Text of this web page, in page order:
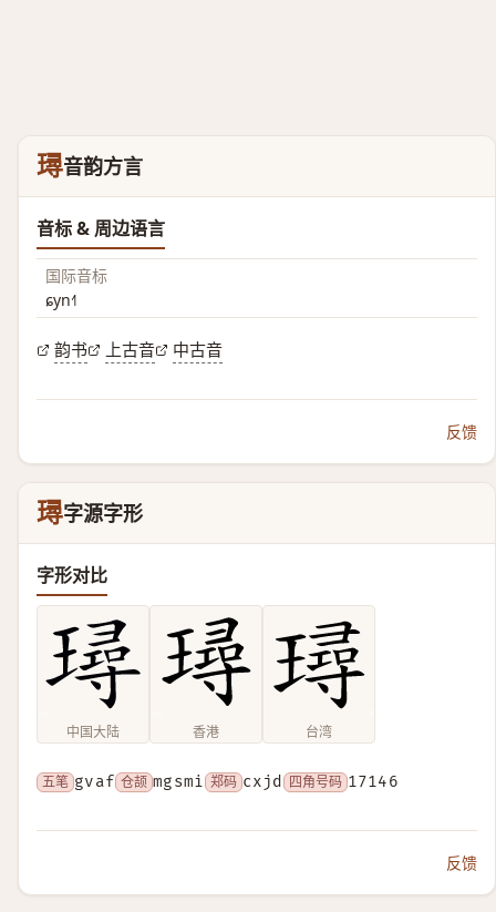
璕音韵方言
音标 & 周边语言
国际音标
ɕyn˧˥
韵书 上古音 中古音
反馈
璕字源字形
字形对比
中国大陆 香港 台湾
五笔 gvaf 仓颉 mgsmi 郑码 cxjd 四角号码 17146
反馈